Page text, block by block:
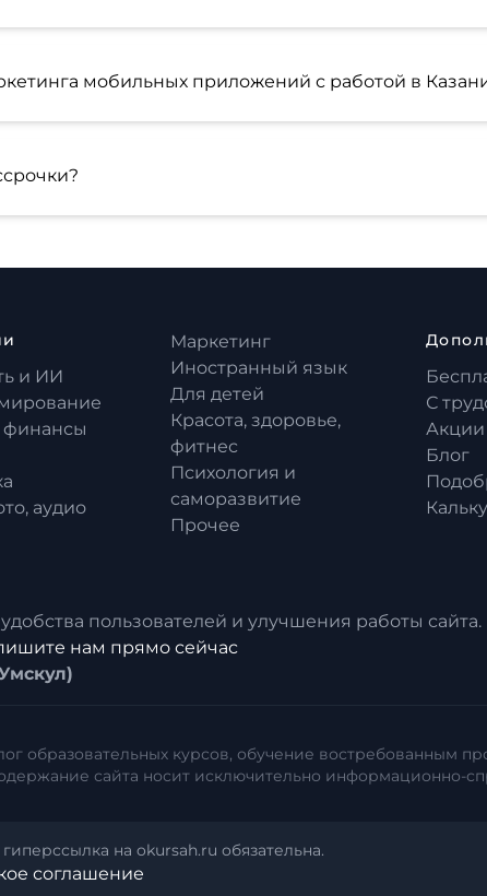
мобильных приложений с работой в
и ИИ
финансы
аудио
Маркетинг
Иностранный язык
Для детей
Красота, здоровье,
фитнес
Психология и
саморазвитие
Прочее
С
Блог
пользователей и улучшения работы сайта.
нам прямо сейчас
образовательных курсов, обучение востребованным
сайта носит исключительно информационно-
на okursah.ru обязательна.
соглашение